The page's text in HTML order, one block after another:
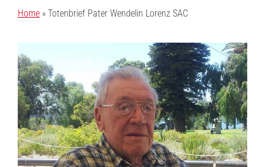
Home » Totenbrief Pater Wendelin Lorenz SAC